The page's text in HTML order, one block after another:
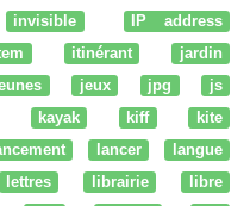
invisible
IP address
itinérant
jardin
jeux jpg
js
kayak kiff
kite
lancer
langue
lettres librairie
libre